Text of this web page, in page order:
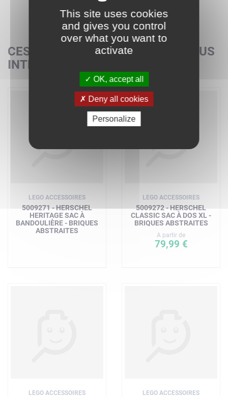
CES SETS POURRAIENT AUSSI VOUS
INTÉRESSER
LEGO ACCESSOIRES
5009271 - HERSCHEL
HERITAGE SAC À
BANDOULIÈRE - BRIQUES
ABSTRAITES
LEGO ACCESSOIRES
5009272 - HERSCHEL
CLASSIC SAC À DOS XL -
BRIQUES ABSTRAITES
A partir de
79,99 €
LEGO ACCESSOIRES LEGO ACCESSOIRES
This site uses cookies
and gives you control
over what you want to
activate
OK, accept all
Deny all cookies
Personalize